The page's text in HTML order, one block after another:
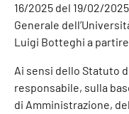
16/2025 del 19/02/
Generale
Luigi Botteghi a partire
Ai sensi dello Statuto
responsabile, sulla
di Amministrazione,